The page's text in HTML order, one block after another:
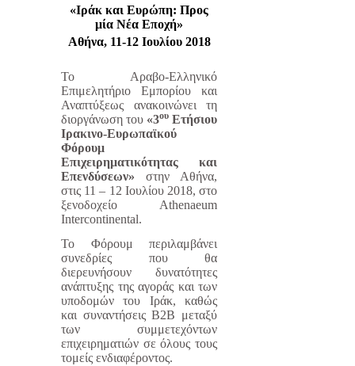
«Ιράκ και Ευρώπη: Προς
μία Νέα Εποχή»
Αθήνα, 11-12 Ιουλίου 2018
Το Αραβο-Ελληνικό
Επιμελητήριο Εμπορίου και
Αναπτύξεως ανακοινώνει τη
διοργάνωση του «3ου Ετήσιου
Ιρακινο-Ευρωπαϊκού
Φόρουμ
Επιχειρηματικότητας και
Επενδύσεων» στην Αθήνα,
στις 11 – 12 Ιουλίου 2018, στο
ξενοδοχείο Athenaeum
Intercontinental.
Το Φόρουμ περιλαμβάνει
συνεδρίες που θα
διερευνήσουν δυνατότητες
ανάπτυξης της αγοράς και των
υποδομών του Ιράκ, καθώς
και συναντήσεις Β2Β μεταξύ
των συμμετεχόντων
επιχειρηματιών σε όλους τους
τομείς ενδιαφέροντος.